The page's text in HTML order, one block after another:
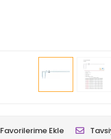
Favorilerime Ekle